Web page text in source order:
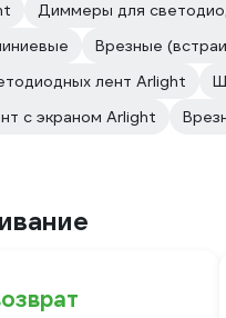
Диммеры для
Врезные
лент Arlight
с экраном Arlight